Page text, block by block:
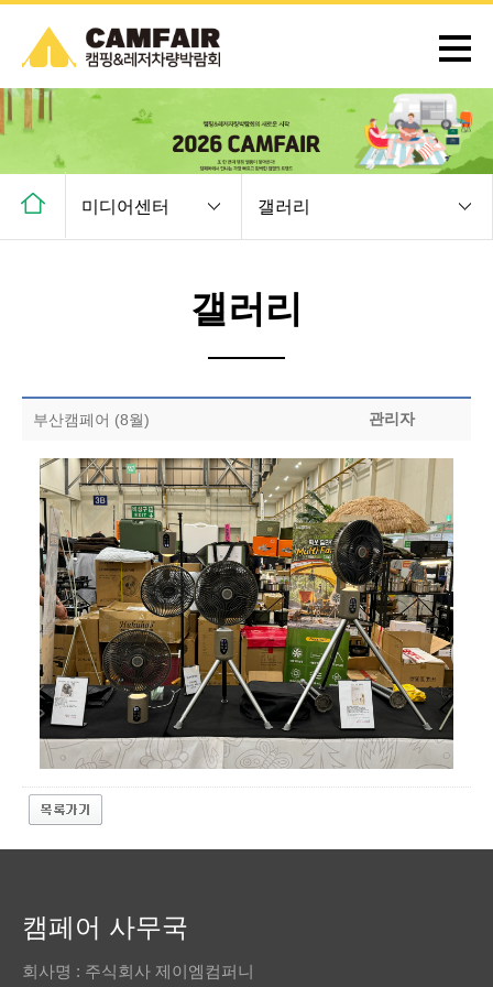
미디어센터 갤러리
갤러리
부산캠페어 (8월) 관리자
캠페어 사무국
회사명 : 주식회사 제이엠컴퍼니